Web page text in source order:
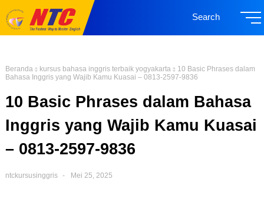
Search
Beranda kursus bahasa inggris terbaik yogyakarta
10 Basic Phrases dalam
Bahasa Inggris yang Wajib Kamu Kuasai – 0813-2597-9836
10 Basic Phrases dalam Bahasa
Inggris yang Wajib Kamu Kuasai
– 0813-2597-9836
ntckursusinggris Mei 25, 2025